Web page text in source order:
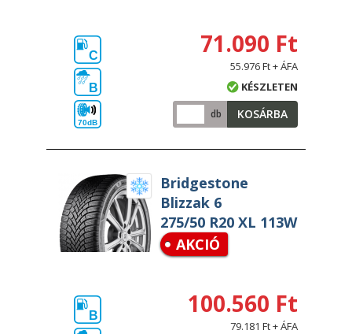
C
B
70dB
71.090 Ft
55.976 Ft + ÁFA
KÉSZLETEN
db KOSÁRBA
Bridgestone
Blizzak 6
275/50 R20 XL 113W
AKCIÓ
B 100.560 Ft
79.181 Ft + ÁFA